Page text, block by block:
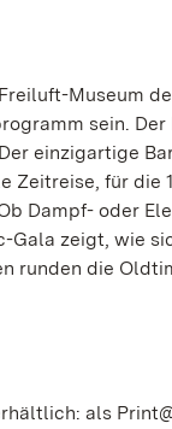
Museum
sein.
einzigartige
Zeitreise, für die
Dampf- oder
Gala zeigt, wie
runden die
als